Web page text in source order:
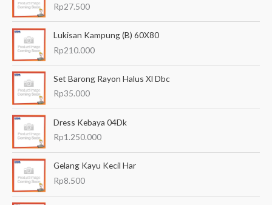
u
n
u
Rp27.500
Lukisan Kampung (B) 60X80
Rp210.000
Set Barong Rayon Halus Xl Dbc
Rp35.000
Dress Kebaya 04Dk
Rp1.250.000
Gelang Kayu Kecil Har
Rp8.500